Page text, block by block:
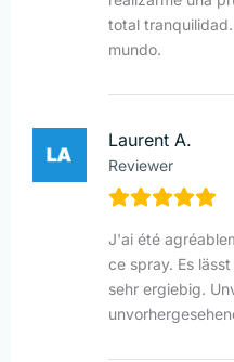
total
mundo.
Laurent A.
Reviewer
J'ai été
ce spray. Es
sehr ergiebig.